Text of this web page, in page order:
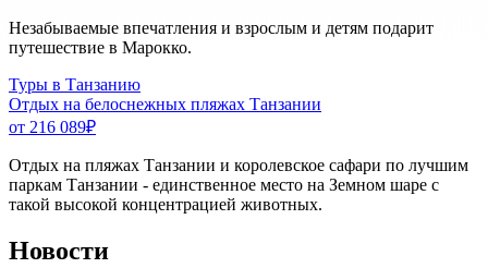
Незабываемые впечатления и взрослым и детям подарит
путешествие в Марокко.
Туры в Танзанию
Отдых на белоснежных пляжах Танзании
от 216 089₽
Отдых на пляжах Танзании и королевское сафари по лучшим
паркам Танзании - единственное место на Земном шаре с
такой высокой концентрацией животных.
Новости